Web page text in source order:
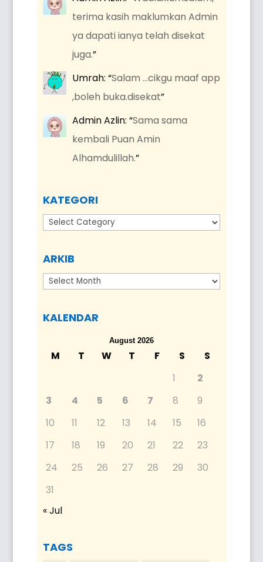
terima kasih maklumkan Admin
ya dapati ianya telah disekat
juga.”
Umrah: “Salam …cikgu maaf app
,boleh buka.disekat”
Admin Azlin: “Sama sama
kembali Puan Amin
Alhamdulillah.”
KATEGORI
Kategori
ARKIB
Arkib
KALENDAR
August 2026
M T W T F S
S
1
2
3
4 5 6 7 8
9
10
11 12 13 14 15
16
17
18 19 20 21 22
23
24
25 26 27 28 29
30
31
« Jul
TAGS